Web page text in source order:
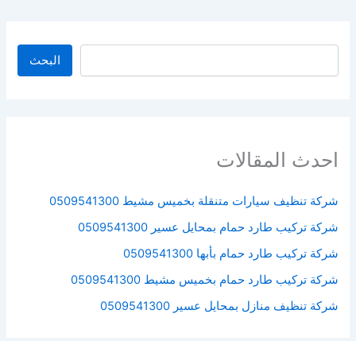
البحث
احدث المقالات
شركة تنظيف سيارات متنقلة بخميس مشيط 0509541300
شركة تركيب طارد حمام بمحايل عسير 0509541300
شركة تركيب طارد حمام بأبها 0509541300
شركة تركيب طارد حمام بخميس مشيط 0509541300
شركة تنظيف منازل بمحايل عسير 0509541300